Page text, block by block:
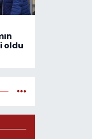
oldu